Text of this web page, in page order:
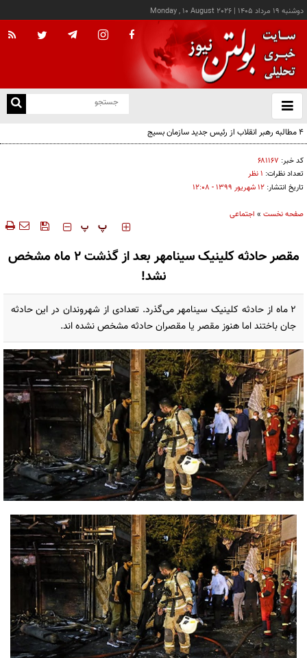
دوشنبه ۱۹ مرداد ۱۴۰۵ |
Monday , 10 August 2026
باز
و
۴ مطالبه رهبر انقلاب از رئیس جدید سازمان بسیج
کد خبر: ۶۸۱۱۶۷
تعداد نظرات: ۱ نظر
تاریخ انتشار: ۱۲ شهريور ۱۳۹۹ - ۱۲:۰۸
صفحه نخست » اجتماعی
‍‍‍ پ پ
مقصر حادثه کلینیک سینامهر بعد از گذشت ۲ ماه مشخص
نشد!
۲ ماه از حادثه کلینیک سینامهر می‌گذرد. تعدادی از شهروندان در این حادثه
جان باختند اما هنوز مقصر یا مقصران حادثه مشخص نشده اند.